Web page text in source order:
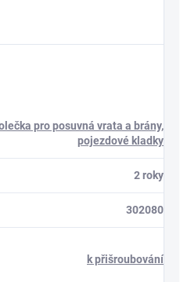
pro posuvná vrata a brány,
pojezdové kladky
2 roky
302080
k přišroubování